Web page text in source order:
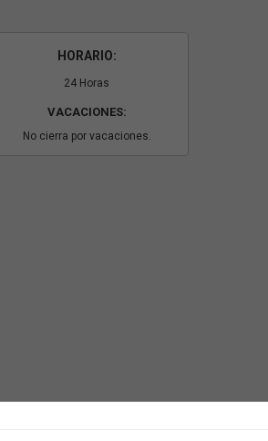
HORARIO:
24 Horas
VACACIONES:
No cierra por vacaciones.